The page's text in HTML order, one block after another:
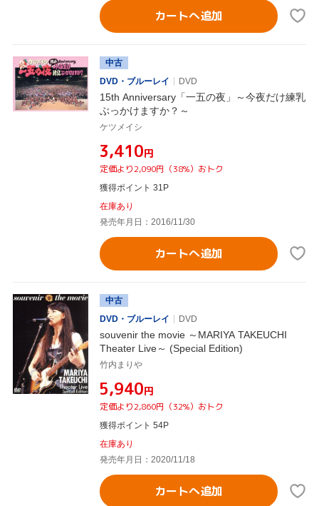
カートへ追加
中古
DVD・ブルーレイ
DVD
15th Anniversary「一五の夜」～今夜だけ練乳
ぶっかけますか？～
ケツメイシ
¥3,410円
定価より2,090円（38%）おトク
獲得ポイント 31P
在庫あり
発売年月日：2016/11/30
カートへ追加
中古
DVD・ブルーレイ
DVD
souvenir the movie ～MARIYA TAKEUCHI
Theater Live～ (Special Edition)
竹内まりや
¥5,940円
定価より2,860円（32%）おトク
獲得ポイント 54P
在庫あり
発売年月日：2020/11/18
カートへ追加